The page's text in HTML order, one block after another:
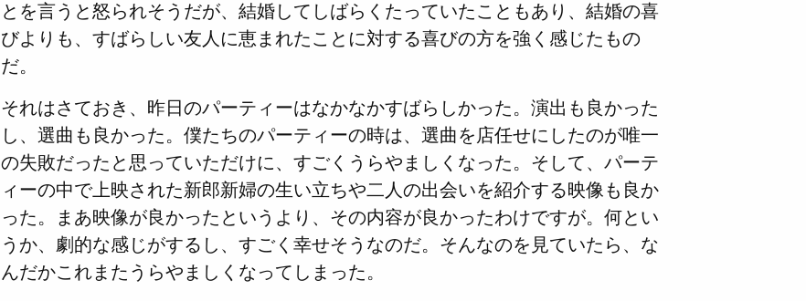
とを言うと怒られそうだが、結婚してしばらくたっていたこともあり、結婚の喜
びよりも、すばらしい友人に恵まれたことに対する喜びの方を強く感じたもの
だ。
それはさておき、昨日のパーティーはなかなかすばらしかった。演出も良かった
し、選曲も良かった。僕たちのパーティーの時は、選曲を店任せにしたのが唯一
の失敗だったと思っていただけに、すごくうらやましくなった。そして、パーテ
ィーの中で上映された新郎新婦の生い立ちや二人の出会いを紹介する映像も良か
った。まあ映像が良かったというより、その内容が良かったわけですが。何とい
うか、劇的な感じがするし、すごく幸せそうなのだ。そんなのを見ていたら、な
んだかこれまたうらやましくなってしまった。